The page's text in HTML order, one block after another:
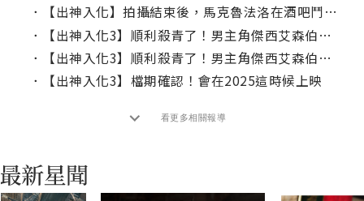
．
【出神入化】拍攝結束後，馬克魯法洛在酒吧鬥毆中救了伍迪哈里遜？
．
【出神入化3】順利殺青了！男主角傑西艾森伯格曝心聲
．
【出神入化3】順利殺青了！男主角傑西艾森伯格曝心聲
．
【出神入化3】檔期確認！會在2025這時候上映
看更多相關報導